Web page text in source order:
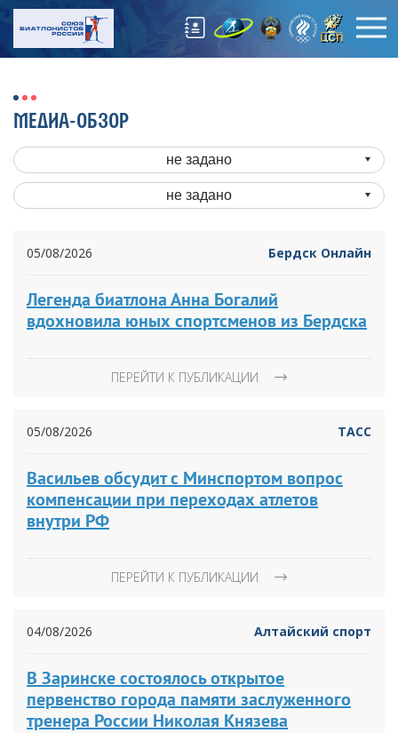
МЕДИА-ОБЗОР
не задано
не задано
05/08/2026 Бердск Онлайн
Легенда биатлона Анна Богалий
вдохновила юных спортсменов из Бердска
ПЕРЕЙТИ К ПУБЛИКАЦИИ
05/08/2026 ТАСС
Васильев обсудит с Минспортом вопрос
компенсации при переходах атлетов
внутри РФ
ПЕРЕЙТИ К ПУБЛИКАЦИИ
04/08/2026 Алтайский спорт
В Заринске состоялось открытое
первенство города памяти заслуженного
тренера России Николая Князева